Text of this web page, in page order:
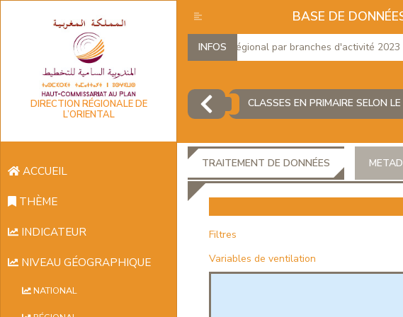
DIRECTION RÉGIONALE DE
L’ORIENTAL
ACCUEIL
THÈME
INDICATEUR
NIVEAU GÉOGRAPHIQUE
NATIONAL
BASE DE
INFOS
Produit Intérieur Brut Régional par branches d'activité 2023
CLASSES EN PRIMAIRE SELON
TRAITEMENT DE DONNÉES
Filtres
Variables de ventilation